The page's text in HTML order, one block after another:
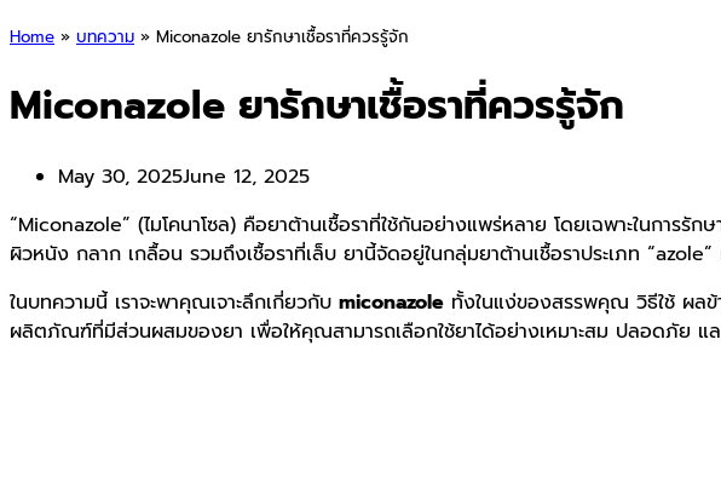
Home » บทความ » Miconazole ยารักษาเชื้อราที่ควรรู้จัก
Miconazole ยารักษาเชื้อราที่ควรรู้จัก
May 30, 2025June 12, 2025
“Miconazole” (ไมโคนาโซล) คือยาต้านเชื้อราที่ใช้กันอย่างแพร่หลาย โดยเฉพาะในการรัก
ผิวหนัง กลาก เกลื้อน รวมถึงเชื้อราที่เล็บ ยานี้จัดอยู่ในกลุ่มยาต้านเชื้อราประเภท
ในบทความนี้ เราจะพาคุณเจาะลึกเกี่ยวกับ miconazole ทั้งในแง่ของสรรพคุณ วิธีใช้ ผลข้
ผลิตภัณฑ์ที่มีส่วนผสมของยา เพื่อให้คุณสามารถเลือกใช้ยาได้อย่างเหมาะสม ปลอดภัย แ